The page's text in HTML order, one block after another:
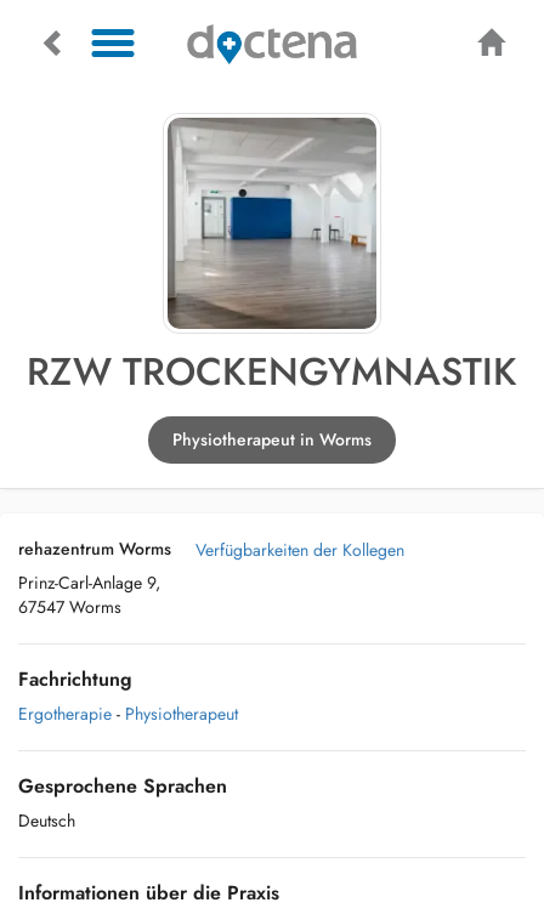
RZW TROCKENGYMNASTIK
Physiotherapeut in Worms
rehazentrum Worms
Prinz-Carl-Anlage 9,
67547 Worms
Verfügbarkeiten der Kollegen
Fachrichtung
Ergotherapie - Physiotherapeut
Gesprochene Sprachen
Deutsch
Informationen über die Praxis